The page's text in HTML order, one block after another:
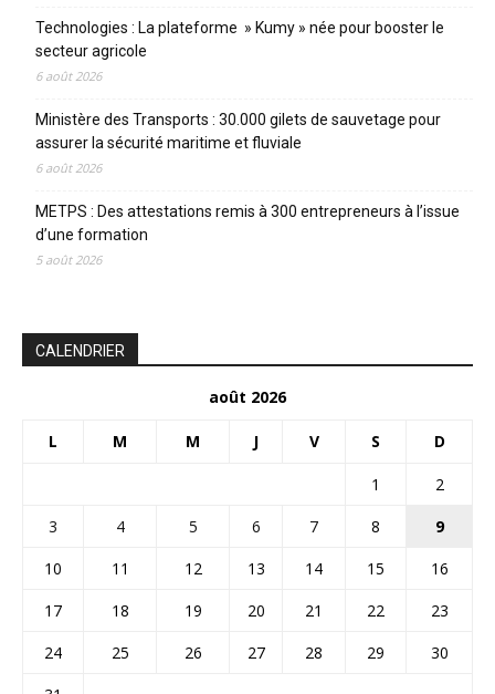
Technologies : La plateforme » Kumy » née pour booster le
secteur agricole
6 août 2026
Ministère des Transports : 30.000 gilets de sauvetage pour
assurer la sécurité maritime et fluviale
6 août 2026
METPS : Des attestations remis à 300 entrepreneurs à l’issue
d’une formation
5 août 2026
CALENDRIER
août 2026
L M M J V S D
1
2
3
4 5 6 7 8
9
10
11 12 13 14 15
16
17
18 19 20 21 22
23
24
25 26 27 28 29
30